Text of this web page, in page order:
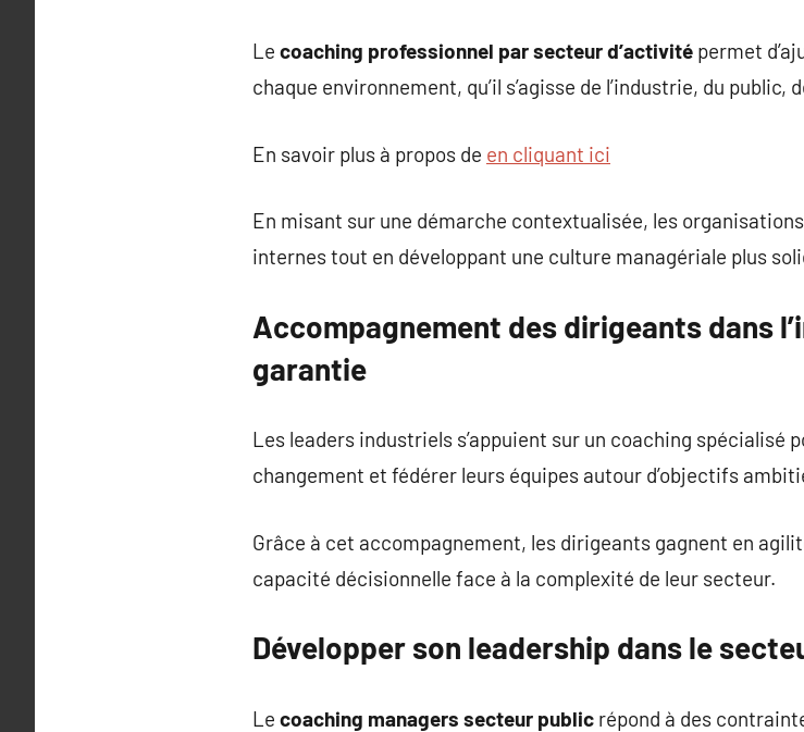
Le coaching professionnel par secteur d’activité permet
chaque environnement, qu’il s’agisse de l’industrie, du public,
En savoir plus à propos de en cliquant ici
En misant sur une démarche contextualisée, les
internes tout en développant une culture managériale plus
Accompagnement des dirigeants dans
garantie
Les leaders industriels s’appuient sur un coaching spécialisé
changement et fédérer leurs équipes autour d’objectifs
Grâce à cet accompagnement, les dirigeants gagnent en
capacité décisionnelle face à la complexité de leur secteur.
Développer son leadership dans le
Le coaching managers secteur public répond à des